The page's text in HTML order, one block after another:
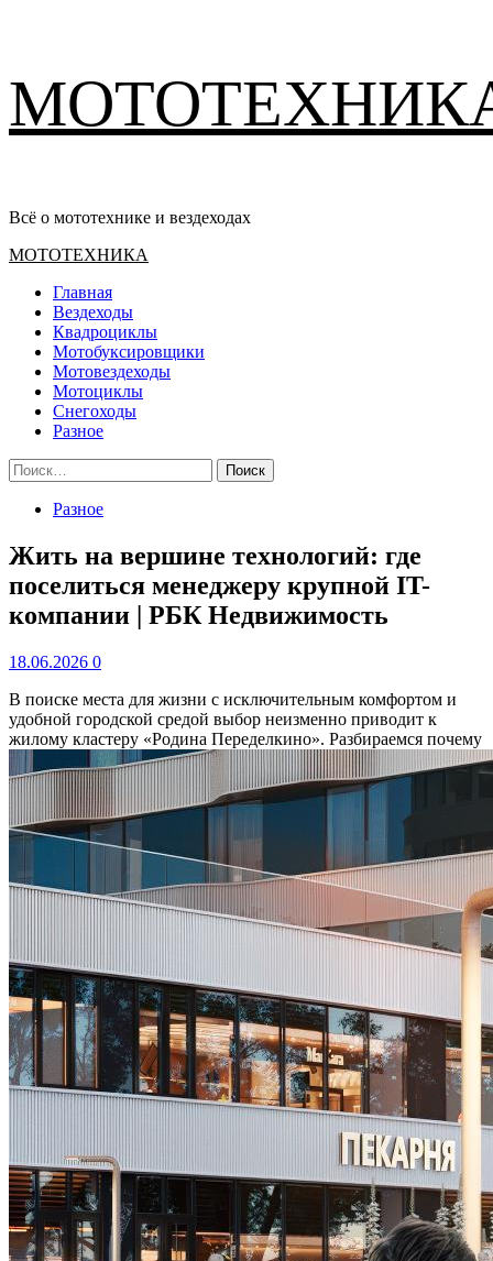
содержимому
Всё о мототехнике и вездеходах
Основное
МОТОТЕХНИКА
Главная
Вездеходы
Квадроциклы
Мотобуксировщики
Мотовездеходы
Мотоциклы
Снегоходы
Разное
Найти:
Разное
Жить на вершине технологий: где
поселиться менеджеру крупной IT-
компании | РБК Недвижимость
18.06.2026 0
В поиске места для жизни с исключительным комфортом и
удобной городской средой выбор неизменно приводит к
жилому кластеру «Родина Переделкино». Разбираемся почему